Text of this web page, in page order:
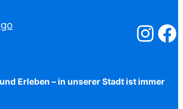
Erleben – in unserer Stadt ist immer